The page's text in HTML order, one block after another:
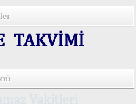
TAKVİMİ